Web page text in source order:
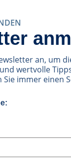
an, um
wertvolle
Sie immer einen